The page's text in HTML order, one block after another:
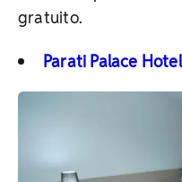
gratuito.
Parati Palace Hotel